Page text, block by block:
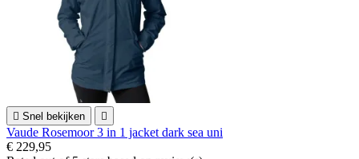
 Snel bekijken 
Vaude Rosemoor 3 in 1 jacket dark sea uni
€ 229,95